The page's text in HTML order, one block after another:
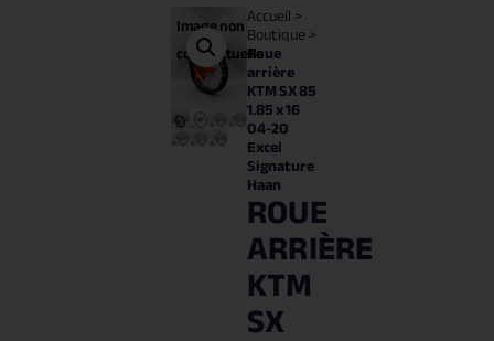
Image non
contractuelle
Accueil>
Boutique>
Roue
arrière
KTM SX 85
1.85 x 16
04-20
Excel
Signature
Haan
ROUE
ARRIÈRE
KTM
SX